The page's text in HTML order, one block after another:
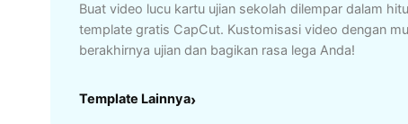
Buat video lucu kartu ujian sekolah dilempar dalam
template gratis CapCut. Kustomisasi video dengan
berakhirnya ujian dan bagikan rasa lega Anda!
Template Lainnya›